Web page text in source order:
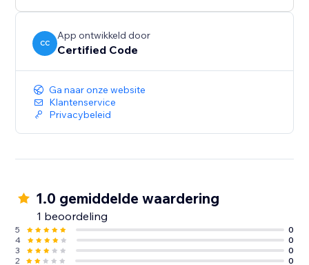
CC
App ontwikkeld door
Certified Code
Ga naar onze website
Klantenservice
Privacybeleid
1.0 gemiddelde waardering
1 beoordeling
5
0
4
0
3
0
2
0